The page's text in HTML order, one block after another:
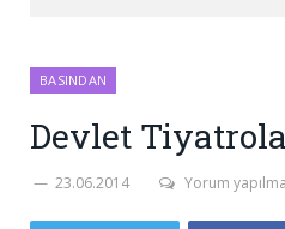
BASINDAN
Devlet
23.06.2014 Yorum